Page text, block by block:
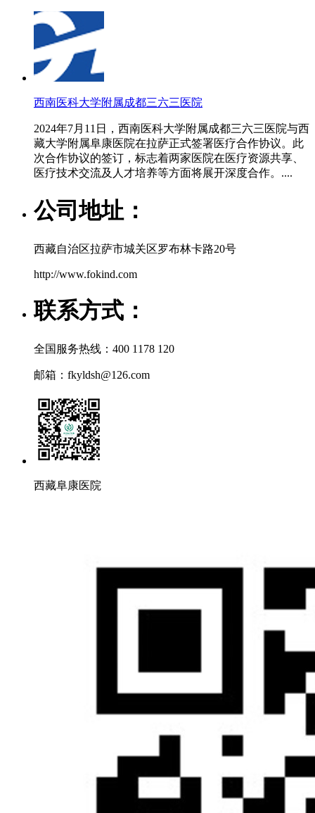
西南医科大学附属成都三六三医院
2024年7月11日，西南医科大学附属成都三六三医院与西
藏大学附属阜康医院在拉萨正式签署医疗合作协议。此
次合作协议的签订，标志着两家医院在医疗资源共享、
医疗技术交流及人才培养等方面将展开深度合作。....
公司地址：
西藏自治区拉萨市城关区罗布林卡路20号
http://www.fokind.com
联系方式：
全国服务热线：400 1178 120
邮箱：fkyldsh@126.com
西藏阜康医院